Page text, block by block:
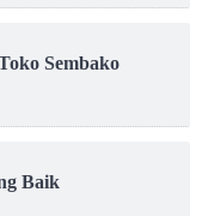
Sembako
Baik